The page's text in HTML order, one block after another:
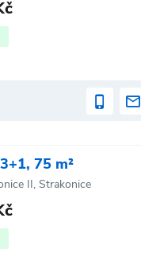
75 m²
II, Strakonice